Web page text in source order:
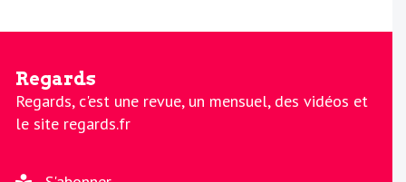
Regards
Regards, c'est une revue, un mensuel, des vidéos et
le site regards.fr